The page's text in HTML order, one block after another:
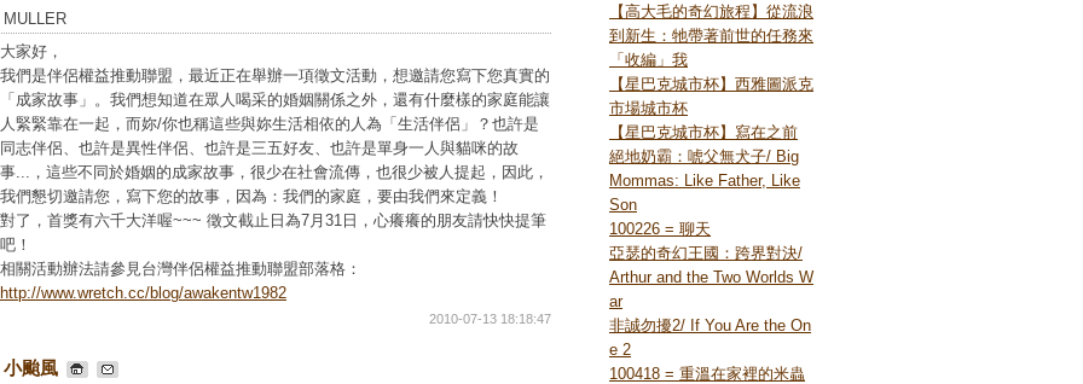
MULLER
大家好，
我們是伴侶權益推動聯盟，最近正在舉辦一項徵文活動，想邀請您寫下您真實的
「成家故事」。我們想知道在眾人喝采的婚姻關係之外，還有什麼樣的家庭能讓
人緊緊靠在一起，而妳/你也稱這些與妳生活相依的人為「生活伴侶」？也許是
同志伴侶、也許是異性伴侶、也許是三五好友、也許是單身一人與貓咪的故
事...，這些不同於婚姻的成家故事，很少在社會流傳，也很少被人提起，因此，
我們懇切邀請您，寫下您的故事，因為：我們的家庭，要由我們來定義！
對了，首獎有六千大洋喔~~~ 徵文截止日為7月31日，心癢癢的朋友請快快提筆
吧！
相關活動辦法請參見台灣伴侶權益推動聯盟部落格：
http://www.wretch.cc/blog/awakentw1982
2010-07-13 18:18:47
小颱風
【高大毛的奇幻旅程】從流浪
到新生：牠帶著前世的任務來
「收編」我
【星巴克城市杯】西雅圖派克
市場城市杯
【星巴克城市杯】寫在之前
絕地奶霸：唬父無犬子/ Big
Mommas: Like Father, Like
Son
100226 = 聊天
亞瑟的奇幻王國：跨界對決/
Arthur and the Two Worlds W
ar
非誠勿擾2/ If You Are the On
e 2
100418 = 重溫在家裡的米蟲